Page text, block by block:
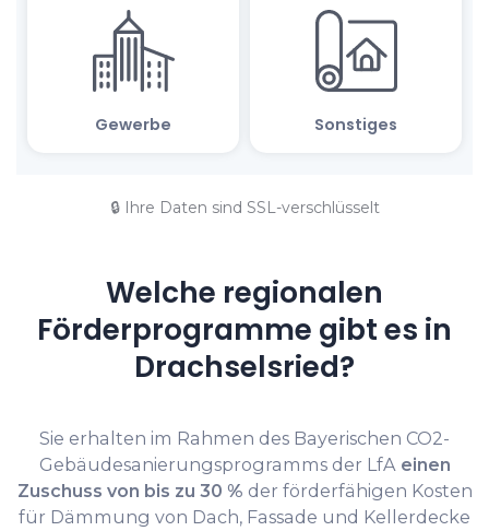
🔒 Ihre Daten sind SSL-verschlüsselt
Welche regionalen
Förderprogramme gibt es in
Drachselsried?
Sie erhalten im Rahmen des Bayerischen CO2-
Gebäudesanierungsprogramms der LfA einen
Zuschuss von bis zu 30 % der förderfähigen Kosten
für Dämmung von Dach, Fassade und Kellerdecke